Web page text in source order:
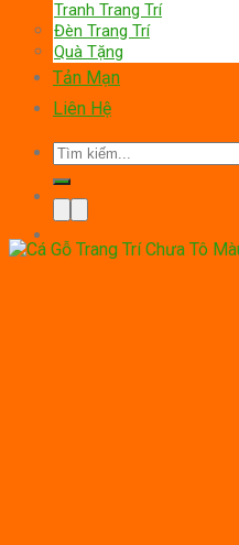
Tranh Trang Trí
Đèn Trang Trí
Quà Tặng
Tản Mạn
Liên Hệ
Tìm
kiếm: